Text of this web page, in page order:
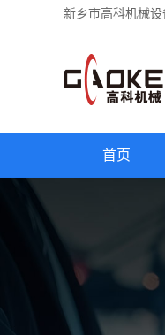
新乡市高科机械
首页